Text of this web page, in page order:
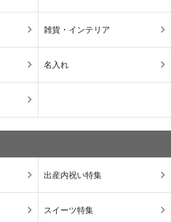
雑貨・インテリア
名入れ
出産内祝い特集
スイーツ特集